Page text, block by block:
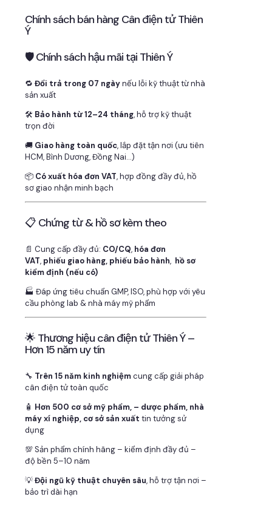
Chính sách bán hàng Cân điện tử Thiên
Ý
🛡 Chính sách hậu mãi tại Thiên Ý
🔁 Đổi trả trong 07 ngàynếu lỗi kỹ thuật từ nhà
sản xuất
🛠 Bảo hành từ 12–24 tháng, hỗ trợ kỹ thuật
trọn đời
🚚 Giao hàng toàn quốc, lắp đặt tận nơi (ưu tiên
HCM, Bình Dương, Đồng Nai…)
📦 Có xuất hóa đơn VAT, hợp đồng đầy đủ, hồ
sơ giao nhận minh bạch
📋 Chứng từ & hồ sơ kèm theo
📄 Cung cấp đầy đủ: CO/CQ, hóa đơn
VAT, phiếu giao hàng, phiếu bảo hành, hồ sơ
kiểm định (nếu có)
🏭 Đáp ứng tiêu chuẩn GMP, ISO, phù hợp với yêu
cầu phòng lab & nhà máy mỹ phẩm
🌟 Thương hiệu cân điện tử Thiên Ý –
Hơn 15 năm uy tín
🔧 Trên 15 năm kinh nghiệmcung cấp giải pháp
cân điện tử toàn quốc
🧴 Hơn 500 cơ sở mỹ phẩm, – dược phẩm, nhà
máy xí nghiệp, cơ sở sản xuất tin tưởng sử
dụng
💯 Sản phẩm chính hãng – kiểm định đầy đủ –
độ bền 5–10 năm
💡Đội ngũ kỹ thuật chuyên sâu, hỗ trợ tận nơi –
bảo trì dài hạn